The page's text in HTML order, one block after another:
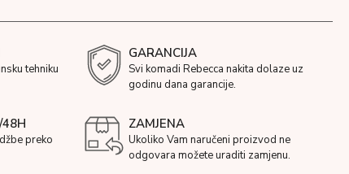
tehniku
GARANCIJA
Svi komadi Rebecca nakita dolaze uz
godinu dana garancije.
preko
ZAMJENA
Ukoliko Vam naručeni proizvod ne
odgovara možete uraditi zamjenu.